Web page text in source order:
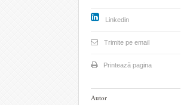
Linkedin
Trimite pe email
Printează pagina
Autor